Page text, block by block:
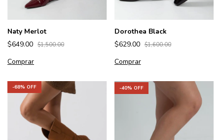
Naty Merlot
$649.00 $1,500.00
Comprar
Dorothea Black
$629.00 $1,600.00
Comprar
-68% OFF -40% OFF